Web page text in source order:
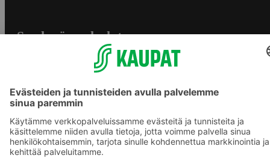
S-ryhmän palvelut
Yhteishyvä Ruoka -sovellus
S-ostoslista -sovellus
Prisma.fi
Sokos.fi
S-Pankki